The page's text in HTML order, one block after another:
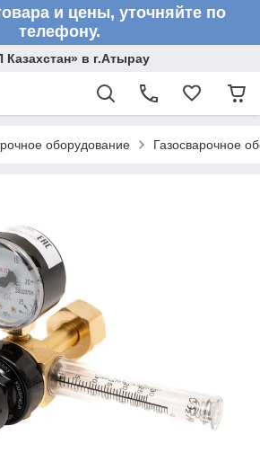
и цены, уточняйте по
телефону.
в г.Атырау
оборудование Газосварочное